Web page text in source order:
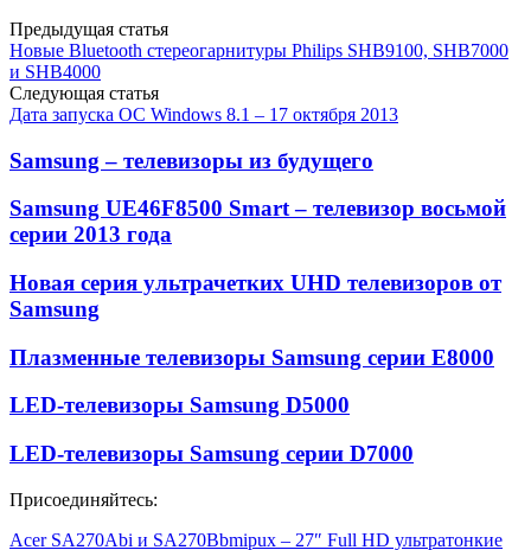
Предыдущая статья
Новые Bluetooth стереогарнитуры Philips SHB9100, SHB7000
и SHB4000
Следующая статья
Дата запуска ОС Windows 8.1 – 17 октября 2013
Samsung – телевизоры из будущего
Samsung UE46F8500 Smart – телевизор воcьмой
серии 2013 года
Новая серия ультрачетких UHD телевизоров от
Samsung
Плазменные телевизоры Samsung серии E8000
LED-телевизоры Samsung D5000
LED-телевизоры Samsung серии D7000
Присоединяйтесь:
Acer SA270Abi и SA270Bbmipux – 27″ Full HD ультратонкие